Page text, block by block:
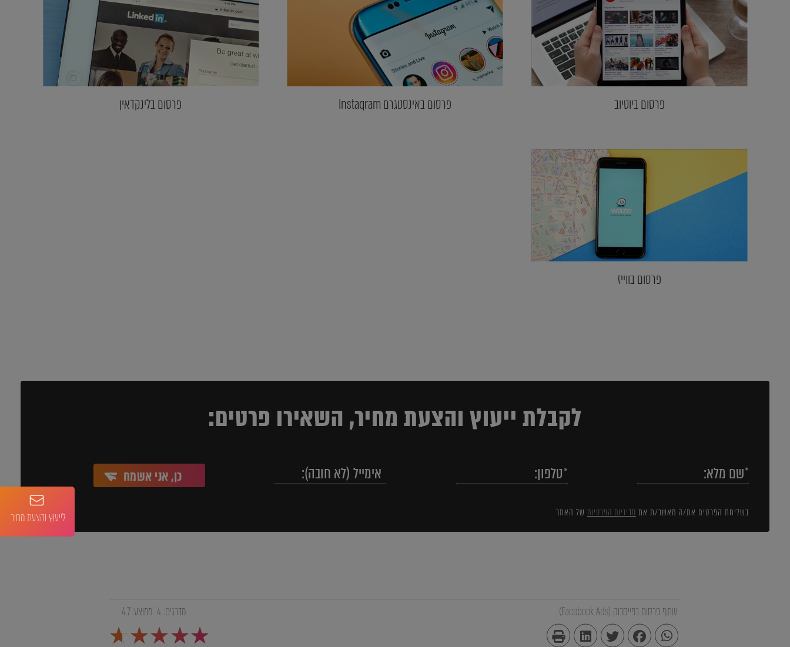
פרסום ביוטיוב פרסום באינסטגרם Instagram פרסום בלינקדאין
פרסום בווייז
לקבלת ייעוץ והצעת מחיר, השאירו פרטים:
כן, אני אשמח
בשליחת הפרטים את/ה מאשר/ת את מדיניות הפרטיות של האתר
שתף פרסום בפייסבוק (Facebook Ads): מדרגים: 4 ממוצע:4.7
לייעוץ והצעת מחיר